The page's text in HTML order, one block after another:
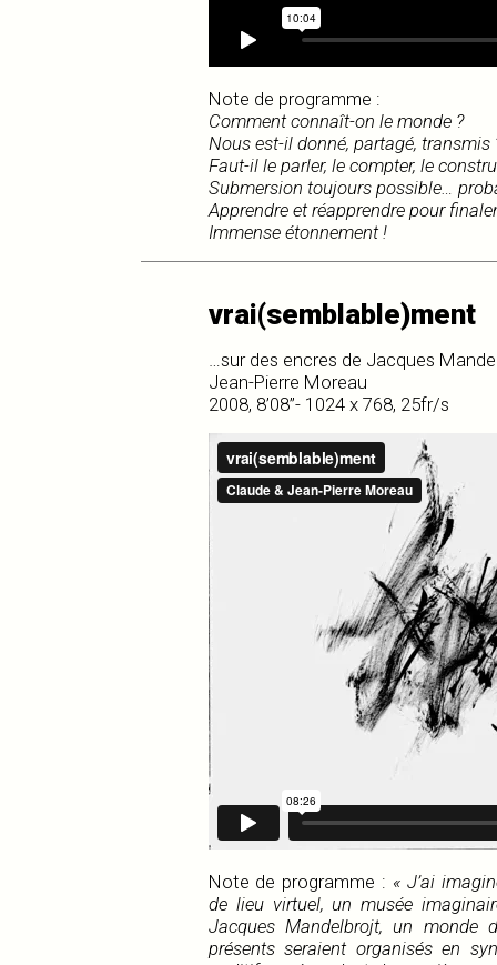
Note de programme :
Comment connaît-on le monde ?
Nous est-il donné, partagé, transmis
Faut-il le parler, le compter, le
Submersion toujours possible…
Apprendre et réapprendre pour
Immense étonnement !
vrai(semblable)ment
…sur des encres de Jacques
Jean-Pierre Moreau
2008, 8’08’’- 1024 x 768, 25fr/s
Note de programme : « J’ai
de lieu virtuel, un musée
Jacques Mandelbrojt, un monde
présents seraient organisés en